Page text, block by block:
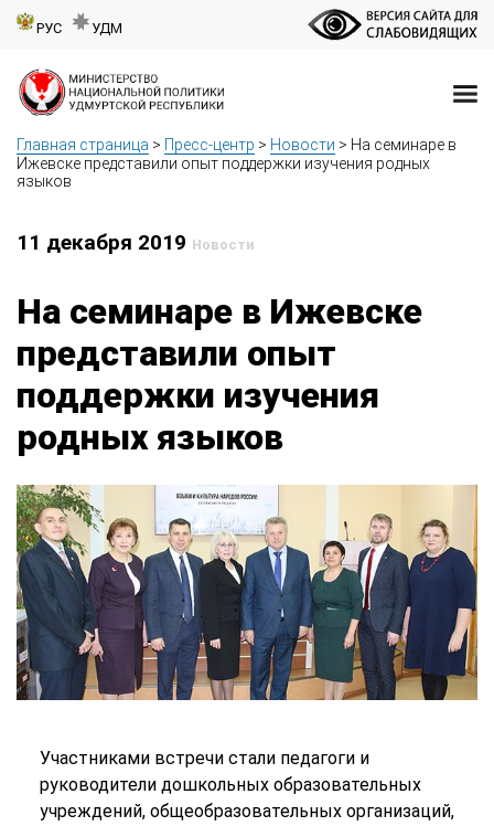
РУС УДМ
Главная страница > Пресс-центр > Новости > На семинаре в
Ижевске представили опыт поддержки изучения родных
языков
11 декабря 2019 Новости
На семинаре в Ижевске
представили опыт
поддержки изучения
родных языков
Участниками встречи стали педагоги и
руководители дошкольных образовательных
учреждений, общеобразовательных организаций,